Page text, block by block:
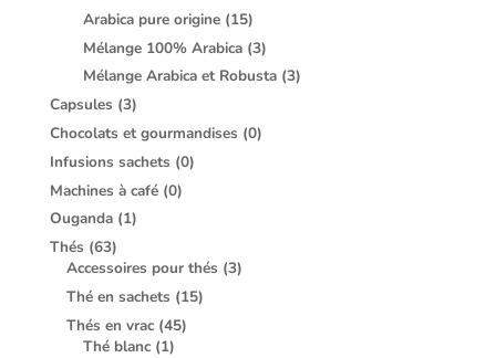
Arabica pure origine (15)
Mélange 100% Arabica (3)
Mélange Arabica et Robusta (3)
Capsules (3)
Chocolats et gourmandises (0)
Infusions sachets (0)
Machines à café (0)
Ouganda (1)
Thés (63)
Accessoires pour thés (3)
Thé en sachets (15)
Thés en vrac (45)
Thé blanc (1)